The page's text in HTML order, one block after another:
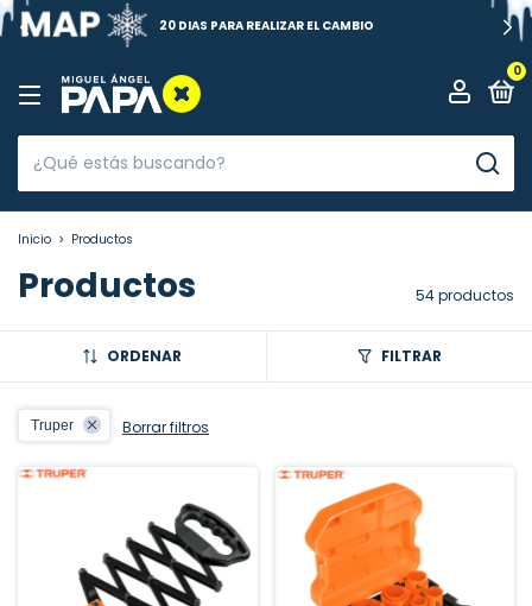
20 DIAS PARA REALIZAR EL CAMBIO
0
Inicio > Productos
Productos 54 productos
ORDENAR FILTRAR
Truper Borrar filtros